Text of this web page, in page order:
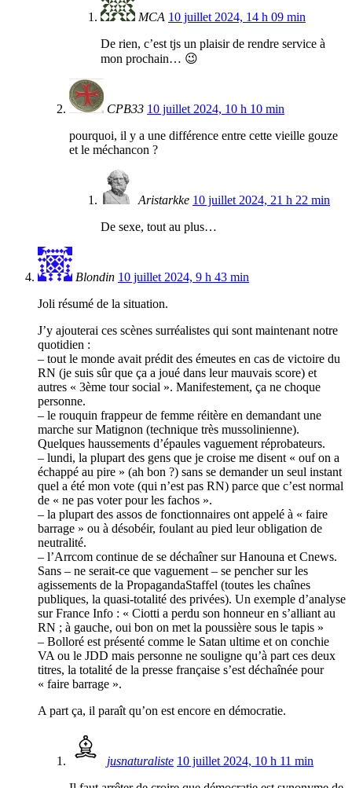
MCA 10 juillet 2024, 14 h 09 min
De rien, c’est tjs un plaisir de rendre service à
mon prochain… 😉
CPB33 10 juillet 2024, 10 h 10 min
pourquoi, il y a une différence entre cette vieille gouze
et le méchancon ?
Aristarkke 10 juillet 2024, 21 h 22 min
De sexe, tout au plus…
Blondin 10 juillet 2024, 9 h 43 min
Joli résumé de la situation.
J’y ajouterai ces scènes surréalistes qui sont maintenant notre
quotidien :
– tout le monde avait prédit des émeutes en cas de victoire du
RN (je suis sûr que ça a joué dans leur mauvais score) et
autres « 3ème tour social ». Manifestement, ça ne choque
personne.
– le rouquin frappeur de femme réitère en demandant une
marche sur Matignon (technique très mussolinienne).
Quelques haussements d’épaules vaguement réprobateurs.
– lundi, la plupart des gens que je croise me disent « ouf on a
échappé au pire » (ah bon ?) sans se demander un seul instant
quel a été mon vote (qui n’est pas RN) parce que c’est normal
de « ne pas voter pour les fachos ».
– la plupart des assos de fonctionnaires ont appelé à « faire
barrage » ou à désobéir, foulant au pied leur obligation de
neutralité.
– l’Arrcom continue de se déchaîner sur Hanouna et Cnews.
Sans – ne serait-ce que vaguement – se pencher sur les
agissements de la PropagandaStaffel (toutes les chaînes
publiques, la quasi-totalité des privées). Un exemple d’analyse
sur France Info : « Ciotti a perdu son honneur en s’alliant au
RN ; à gauche, oui bon on met la poussière sous le tapis »
– Bolloré est présenté comme le Satan ultime et on conchie
VA ou le JDD mais personne ne souligne qu’à part ces deux
titres, la totalité de la presse française s’est déchaînée pour
« faire barrage ».
A part ça, il paraît qu’on est encore en démocratie.
jusnaturaliste 10 juillet 2024, 10 h 11 min